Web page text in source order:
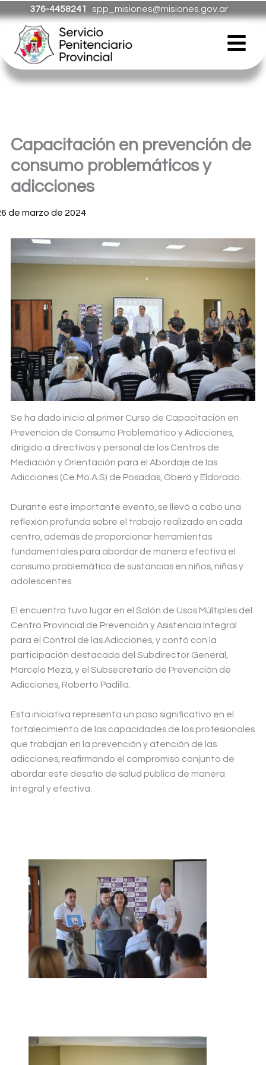
al
contenido
376-4458241 spp_misiones@misiones.gov.ar
Capacitación en prevención de
consumo problemáticos y
adicciones
de marzo de 2024
Se ha dado inicio al primer Curso de Capacitación en
Prevención de Consumo Problemático y Adicciones,
dirigido a directivos y personal de los Centros de
Mediación y Orientación para el Abordaje de las
Adicciones (Ce.Mo.A.S) de Posadas, Oberá y Eldorado.
Durante este importante evento, se llevó a cabo una
reflexión profunda sobre el trabajo realizado en cada
centro, además de proporcionar herramientas
fundamentales para abordar de manera efectiva el
consumo problemático de sustancias en niños, niñas y
adolescentes.
El encuentro tuvo lugar en el Salón de Usos Múltiples del
Centro Provincial de Prevención y Asistencia Integral
para el Control de las Adicciones, y contó con la
participación destacada del Subdirector General,
Marcelo Meza, y el Subsecretario de Prevención de
Adicciones, Roberto Padilla.
Esta iniciativa representa un paso significativo en el
fortalecimiento de las capacidades de los profesionales
que trabajan en la prevención y atención de las
adicciones, reafirmando el compromiso conjunto de
abordar este desafío de salud pública de manera
integral y efectiva.